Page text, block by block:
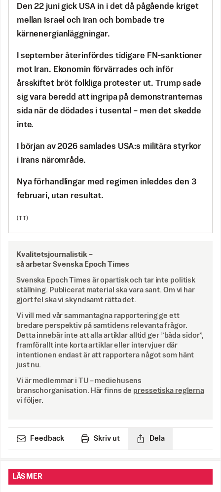
Den 22 juni gick USA in i det då pågående kriget
mellan Israel och Iran och bombade tre
kärnenergianläggningar.
I september återinfördes tidigare FN-sanktioner
mot Iran. Ekonomin förvärrades och inför
årsskiftet bröt folkliga protester ut. Trump sade
sig vara beredd att ingripa på demonstranternas
sida när de dödades i tusental – men det skedde
inte.
I början av 2026 samlades USA:s militära styrkor
i Irans närområde.
Nya förhandlingar med regimen inleddes den 3
februari, utan resultat.
(TT)
Kvalitetsjournalistik –
så arbetar Svenska Epoch Times
Svenska Epoch Times är opartisk och tar inte politisk
ställning. Publicerat material ska vara sant. Om vi har
gjort fel ska vi skyndsamt rätta det.
Vi vill med vår sammantagna rapportering ge ett
bredare perspektiv på samtidens relevanta frågor.
Detta innebär inte att alla artiklar alltid ger ”båda sidor”,
framförallt inte korta artiklar eller intervjuer där
intentionen endast är att rapportera något som hänt
just nu.
Vi är medlemmar i TU – mediehusens
branschorganisation. Här finns de pressetiska reglerna
vi följer.
Feedback Skriv ut Dela
LÄS MER